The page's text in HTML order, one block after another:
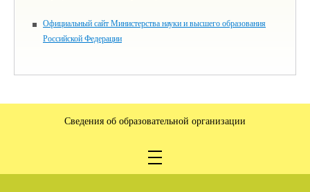
Официальный сайт Министерства науки и высшего образования
Российской Федерации
Сведения об образовательной организации